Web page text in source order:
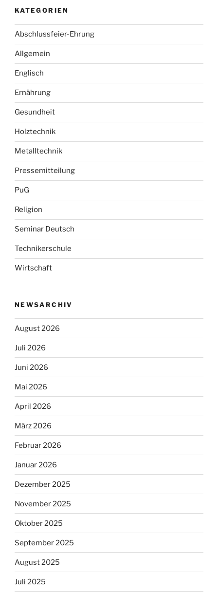
KATEGORIEN
Abschlussfeier-Ehrung
Allgemein
Englisch
Ernährung
Gesundheit
Holztechnik
Metalltechnik
Pressemitteilung
PuG
Religion
Seminar Deutsch
Technikerschule
Wirtschaft
NEWSARCHIV
August 2026
Juli 2026
Juni 2026
Mai 2026
April 2026
März 2026
Februar 2026
Januar 2026
Dezember 2025
November 2025
Oktober 2025
September 2025
August 2025
Juli 2025